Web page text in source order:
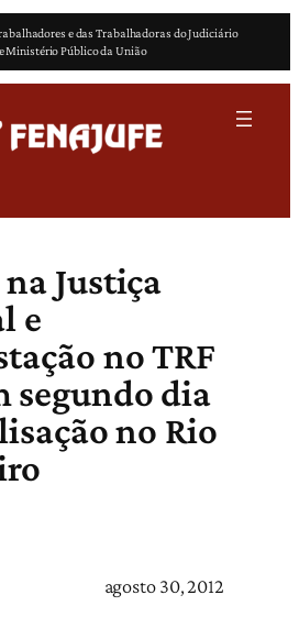
e das Trabalhadoras do Judiciário
Ministério Público da União
Justiça
e
no TRF
segundo dia
no Rio
agosto 30, 2012